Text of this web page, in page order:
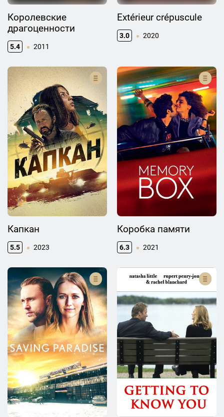
Королевские
драгоценности
5.4 2011
Extérieur crépuscule
3.0 2020
Капкан
5.5 2023
Коробка памяти
6.3 2021